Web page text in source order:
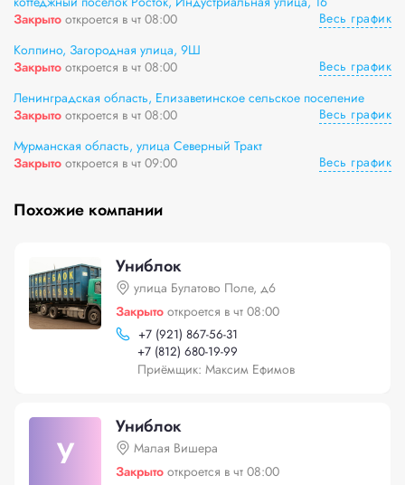
Закрыто откроется в чт 08:00
Весь график
Колпино, Загородная улица, 9Ш
Закрыто откроется в чт 08:00
Весь график
Ленинградская область, Елизаветинское сельское поселение
Закрыто откроется в чт 08:00
Весь график
Мурманская область, улица Северный Тракт
Закрыто откроется в чт 09:00 Весь график
Похожие компании
Униблок
улица Булатово Поле, д6
Закрыто откроется в чт 08:00
+7 (921) 867-56-31
+7 (812) 680-19-99
Приёмщик: Максим Ефимов
У
Униблок
Малая Вишера
Закрыто откроется в чт 08:00